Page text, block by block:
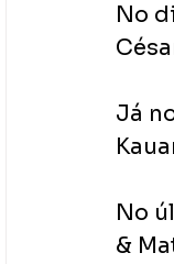
No
Já
No
&